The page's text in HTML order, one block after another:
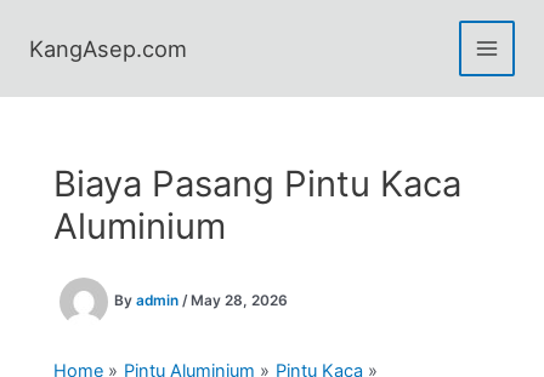
KangAsep.com
Biaya Pasang Pintu Kaca
Aluminium
By admin / May 28, 2026
Home Pintu Aluminium
Pintu Kaca